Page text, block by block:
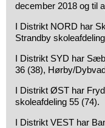
december 2018 og til
I Distrikt NORD har
Strandby
I Distrikt SYD har
36 (38), Hørby/
I Distrikt ØST har
skoleafdeling 55 (74).
I Distrikt VEST har